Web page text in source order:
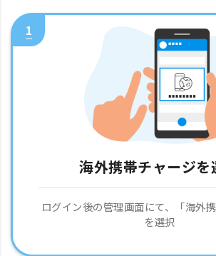
1
海外携帯チャージを
ログイン後の管理画面にて、「海外携
を選択